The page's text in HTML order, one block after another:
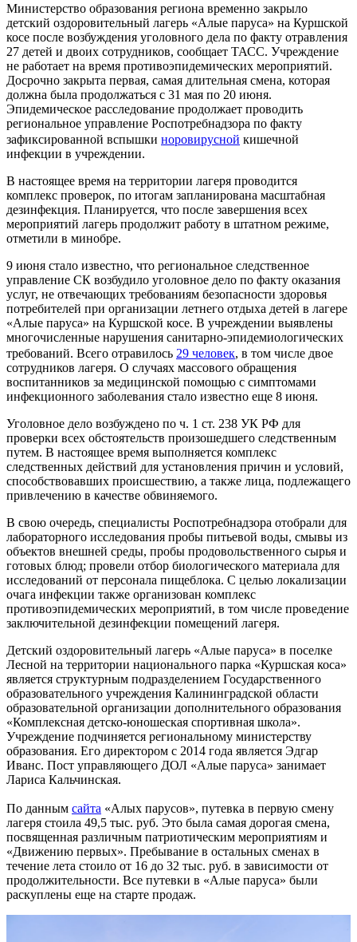
Министерство образования региона временно закрыло
детский оздоровительный лагерь «Алые паруса» на Куршской
косе после возбуждения уголовного дела по факту отравления
27 детей и двоих сотрудников, сообщает ТАСС. Учреждение
не работает на время противоэпидемических мероприятий.
Досрочно закрыта первая, самая длительная смена, которая
должна была продолжаться с 31 мая по 20 июня.
Эпидемическое расследование продолжает проводить
региональное управление Роспотребнадзора по факту
зафиксированной вспышки норовирусной кишечной
инфекции в учреждении.
В настоящее время на территории лагеря проводится
комплекс проверок, по итогам запланирована масштабная
дезинфекция. Планируется, что после завершения всех
мероприятий лагерь продолжит работу в штатном режиме,
отметили в минобре.
9 июня стало известно, что региональное следственное
управление СК возбудило уголовное дело по факту оказания
услуг, не отвечающих требованиям безопасности здоровья
потребителей при организации летнего отдыха детей в лагере
«Алые паруса» на Куршской косе. В учреждении выявлены
многочисленные нарушения санитарно-эпидемиологических
требований. Всего отравилось 29 человек, в том числе двое
сотрудников лагеря. О случаях массового обращения
воспитанников за медицинской помощью с симптомами
инфекционного заболевания стало известно еще 8 июня.
Уголовное дело возбуждено по ч. 1 ст. 238 УК РФ для
проверки всех обстоятельств произошедшего следственным
путем. В настоящее время выполняется комплекс
следственных действий для установления причин и условий,
способствовавших происшествию, а также лица, подлежащего
привлечению в качестве обвиняемого.
В свою очередь, специалисты Роспотребнадзора отобрали для
лабораторного исследования пробы питьевой воды, смывы из
объектов внешней среды, пробы продовольственного сырья и
готовых блюд; провели отбор биологического материала для
исследований от персонала пищеблока. С целью локализации
очага инфекции также организован комплекс
противоэпидемических мероприятий, в том числе проведение
заключительной дезинфекции помещений лагеря.
Детский оздоровительный лагерь «Алые паруса» в поселке
Лесной на территории национального парка «Куршская коса»
является структурным подразделением Государственного
образовательного учреждения Калининградской области
образовательной организации дополнительного образования
«Комплексная детско-юношеская спортивная школа».
Учреждение подчиняется региональному министерству
образования. Его директором с 2014 года является Эдгар
Иванс. Пост управляющего ДОЛ «Алые паруса» занимает
Лариса Кальчинская.
По данным сайта «Алых парусов», путевка в первую смену
лагеря стоила 49,5 тыс. руб. Это была самая дорогая смена,
посвященная различным патриотическим мероприятиям и
«Движению первых». Пребывание в остальных сменах в
течение лета стоило от 16 до 32 тыс. руб. в зависимости от
продолжительности. Все путевки в «Алые паруса» были
раскуплены еще на старте продаж.